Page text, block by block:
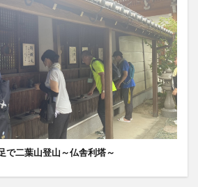
で二葉山登山～仏舎利塔～